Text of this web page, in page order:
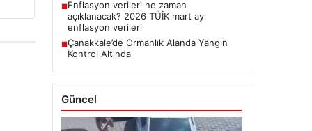
■Enflasyon verileri ne zaman
açıklanacak? 2026 TÜİK mart ayı
enflasyon verileri
■Çanakkale’de Ormanlık Alanda Yangın
Kontrol Altında
Güncel